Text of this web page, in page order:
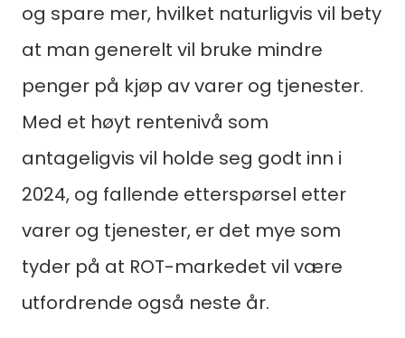
etter:
og spare mer, hvilket naturligvis vil bety
at man generelt vil bruke mindre
penger på kjøp av varer og tjenester.
Med et høyt rentenivå som
antageligvis vil holde seg godt inn i
2024, og fallende etterspørsel etter
varer og tjenester, er det mye som
tyder på at ROT-markedet vil være
utfordrende også neste år.